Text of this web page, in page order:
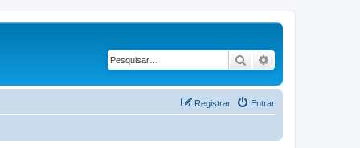
Pesquisar
Entrar
Registrar